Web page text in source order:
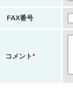
FAX番号
コメント*